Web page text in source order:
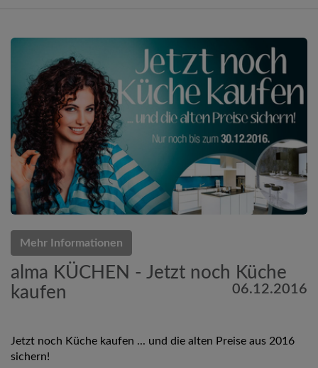
Mehr Informationen
alma KÜCHEN - Jetzt noch Küche
kaufen
06.12.2016
Jetzt noch Küche kaufen ... und die alten Preise aus 2016
sichern!